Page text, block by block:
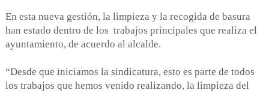
En esta nueva gestión, la limpieza y la recogida de basura
han estado dentro de los trabajos principales que realiza el
ayuntamiento, de acuerdo al alcalde.
“Desde que iniciamos la sindicatura, esto es parte de todos
los trabajos que hemos venido realizando, la limpieza del